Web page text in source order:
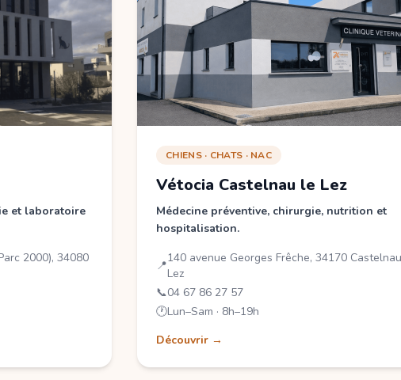
et laboratoire
2000), 34080
CHIENS · CHATS · NAC
Vétocia Castelnau le Lez
Médecine préventive, chirurgie, nutrition et
hospitalisation.
📍
140 avenue Georges Frêche, 34170
Lez
📞04 67 86 27 57
🕐Lun–Sam · 8h–19h
Découvrir →